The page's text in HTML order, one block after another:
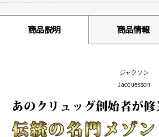
商品説明 商品情報
ジャクソン
Jacquesson